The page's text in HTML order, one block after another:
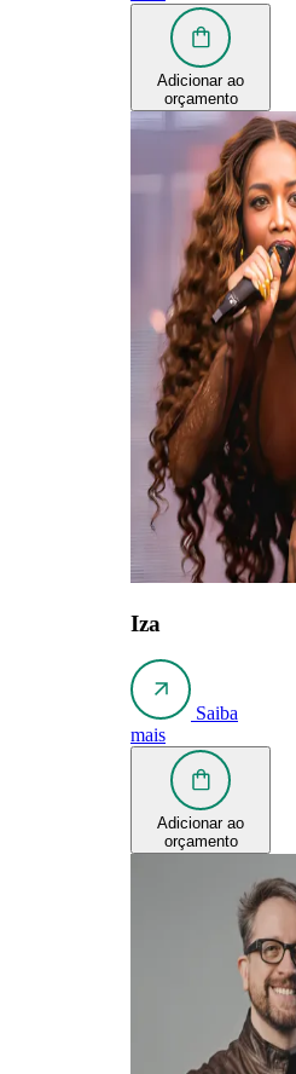
Adicionar ao
orçamento
Iza
Saiba
mais
Adicionar ao
orçamento